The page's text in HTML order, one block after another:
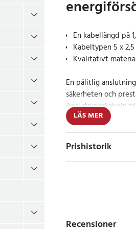
En kabellängd på
Kabeltypen 5 x 2,5
Kvalitativt
En pålitlig
säkerheten och
Anslutningskabeln
hög kvalitet och
och pålitlig
den elektriska
LÄS MER
Prishistorik
Recensioner